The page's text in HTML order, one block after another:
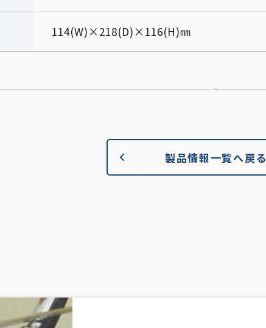
114(W)×218(D)×116(H)㎜
製品情報一覧へ戻る